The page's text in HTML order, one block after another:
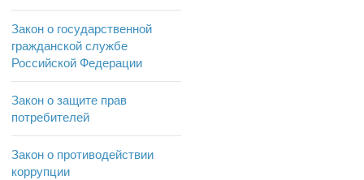
Закон о государственной
гражданской службе
Российской Федерации
Закон о защите прав
потребителей
Закон о противодействии
коррупции